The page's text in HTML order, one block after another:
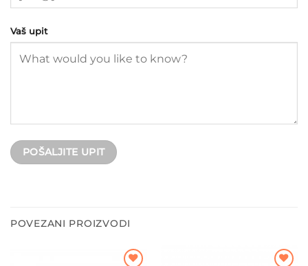
Vaš upit
POVEZANI PROIZVODI